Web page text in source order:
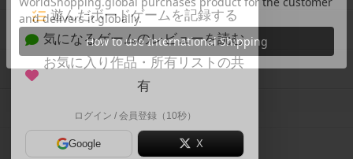
遊んだボードゲームを記録する
気になるゲームのレビューを読む
お気に入り作品・所有リストの共
有
ログイン / 会員登録（10秒）
Google X
ボードゲーム会情報
メカニクス特集
掲示板・トピックス
ボドとも・会員一覧